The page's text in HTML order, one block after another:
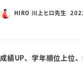
HIRO 川上ヒロ先生
成績UP、学年順位上位